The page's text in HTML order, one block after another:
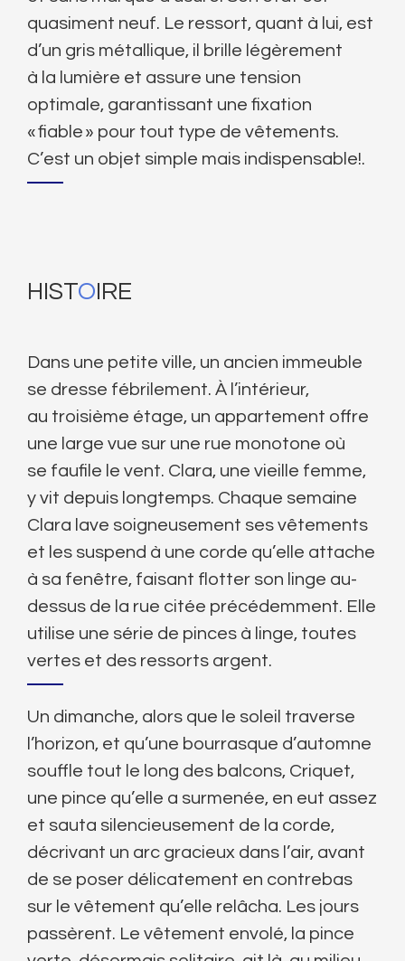
quasiment neuf. Le ressort, quant à lui, est
d’un gris métallique, il brille légèrement
à la lumière et assure une tension
optimale, garantissant une fixation
« fiable » pour tout type de vêtements.
C’est un objet simple mais indispensable!.
HISTO IRE
Dans une petite ville, un ancien immeuble
se dresse fébrilement. À l’intérieur,
au troisième étage, un appartement offre
une large vue sur une rue monotone où
se faufile le vent. Clara, une vieille femme,
y vit depuis longtemps. Chaque semaine
Clara lave soigneusement ses vêtements
et les suspend à une corde qu’elle attache
à sa fenêtre, faisant flotter son linge au-
dessus de la rue citée précédemment. Elle
utilise une série de pinces à linge, toutes
vertes et des ressorts argent.
Un dimanche, alors que le soleil traverse
l’horizon, et qu’une bourrasque d’automne
souffle tout le long des balcons, Criquet,
une pince qu’elle a surmenée, en eut assez
et sauta silencieusement de la corde,
décrivant un arc gracieux dans l’air, avant
de se poser délicatement en contrebas
sur le vêtement qu’elle relâcha. Les jours
passèrent. Le vêtement envolé, la pince